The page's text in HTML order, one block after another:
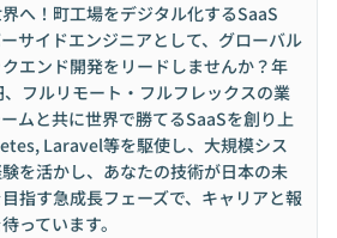
へ！町工場をデジタル化するSaaS
ーサイドエンジニアとして、グローバル
エンド開発をリードしませんか？年
フルリモート・フルフレックスの業
ムと共に世界で勝てるSaaSを創り上
Laravel等を駆使し、大規模シス
を活かし、あなたの技術が日本の未
指す急成長フェーズで、キャリアと報
っています。